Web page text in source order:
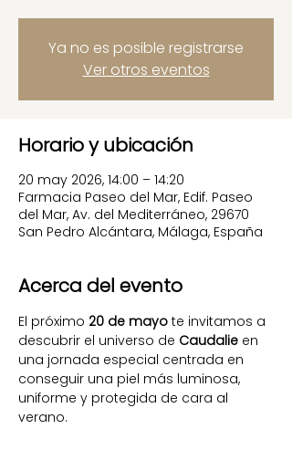
Ya no es posible registrarse
Ver otros eventos
Horario y ubicación
20 may 2026, 14:00 – 14:20
Farmacia Paseo del Mar, Edif. Paseo
del Mar, Av. del Mediterráneo, 29670
San Pedro Alcántara, Málaga, España
Acerca del evento
El próximo 20 de mayo te invitamos a
descubrir el universo de Caudalie en
una jornada especial centrada en
conseguir una piel más luminosa,
uniforme y protegida de cara al
verano.